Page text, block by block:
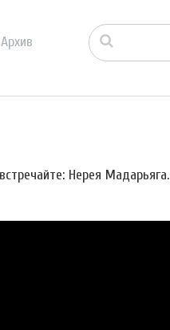
Архив
Нерея Мадарьяга.